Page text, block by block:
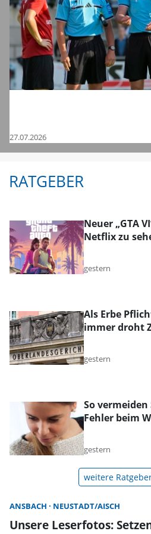
27.07.2026
RATGEBER
Neuer „GTA
Netflix zu
gestern
Als Erbe
immer droht
gestern
So
Fehler beim
gestern
weitere
ANSBACH NEUSTADT/AISCH
Unsere Leserfotos: